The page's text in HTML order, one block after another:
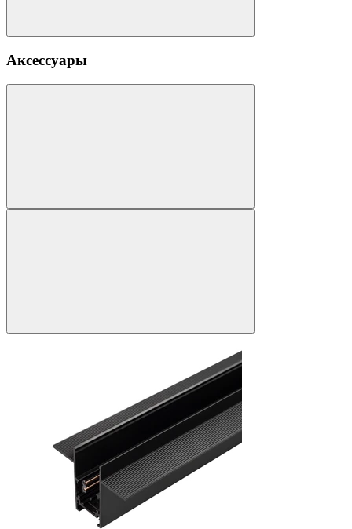
Аксессуары